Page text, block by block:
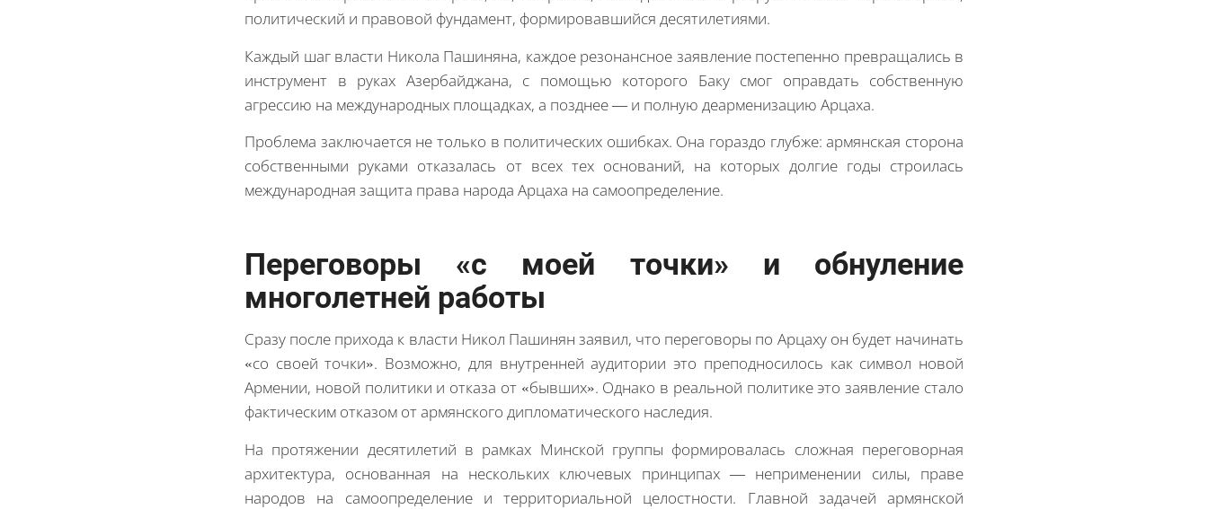
политический и правовой фундамент, формировавшийся десятилетиями.
Каждый шаг власти Никола Пашиняна, каждое резонансное заявление постепенно превращались в
инструмент в руках Азербайджана, с помощью которого Баку смог оправдать собственную
агрессию на международных площадках, а позднее — и полную деарменизацию Арцаха.
Проблема заключается не только в политических ошибках. Она гораздо глубже: армянская сторона
собственными руками отказалась от всех тех оснований, на которых долгие годы строилась
международная защита права народа Арцаха на самоопределение.
Переговоры «с моей точки» и обнуление
многолетней работы
Сразу после прихода к власти Никол Пашинян заявил, что переговоры по Арцаху он будет начинать
«со своей точки». Возможно, для внутренней аудитории это преподносилось как символ новой
Армении, новой политики и отказа от «бывших». Однако в реальной политике это заявление стало
фактическим отказом от армянского дипломатического наследия.
На протяжении десятилетий в рамках Минской группы формировалась сложная переговорная
архитектура, основанная на нескольких ключевых принципах — неприменении силы, праве
народов на самоопределение и территориальной целостности. Главной задачей армянской